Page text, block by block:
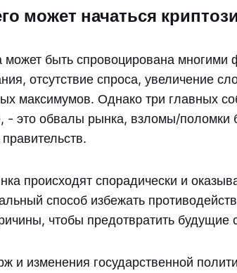
может начаться
может быть спровоцирована
отсутствие спроса, увеличение
максимумов. Однако три главных
- это обвалы рынка, взломы/поломки
происходят спорадически и
способ избежать
чтобы предотвратить будущие
и изменения государственной